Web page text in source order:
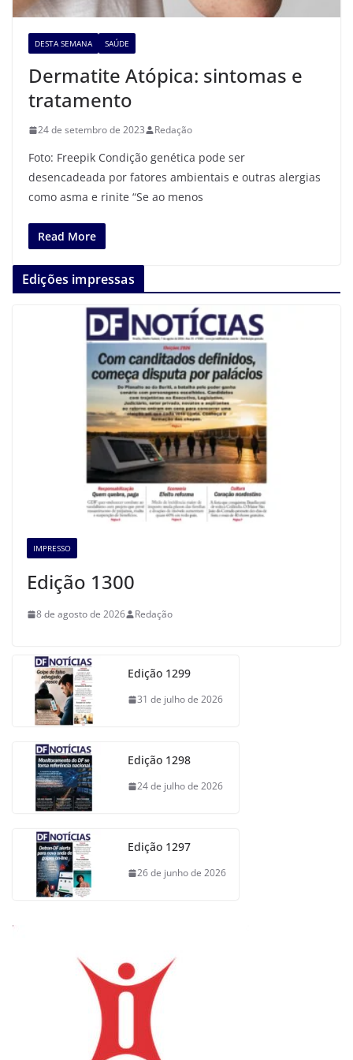
DESTA SEMANA SAÚDE
Dermatite Atópica: sintomas e
tratamento
24 de setembro de 2023 Redação
Foto: Freepik Condição genética pode ser
desencadeada por fatores ambientais e outras alergias
como asma e rinite “Se ao menos
Read More
Edições impressas
IMPRESSO
Edição 1300
8 de agosto de 2026 Redação
Edição 1299
31 de julho de 2026
Edição 1298
24 de julho de 2026
Edição 1297
26 de junho de 2026